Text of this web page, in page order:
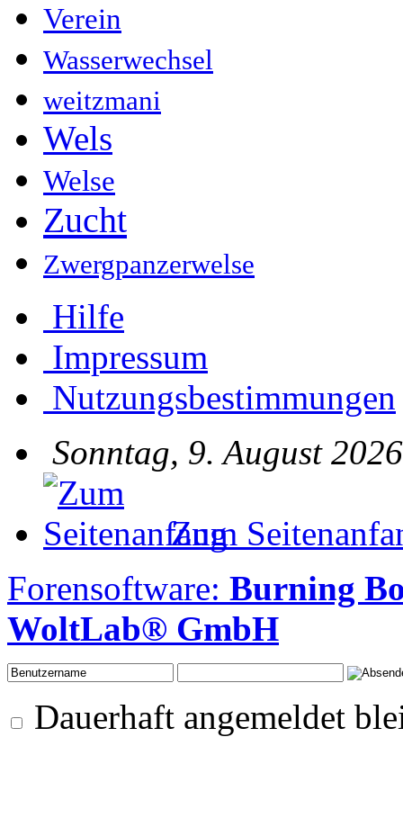
Verein
Wasserwechsel
weitzmani
Wels
Welse
Zucht
Zwergpanzerwelse
Hilfe
Impressum
Nutzungsbestimmungen
Sonntag, 9. August
Zum
Forensoftware: Burning
WoltLab® GmbH
Dauerhaft angemeldet